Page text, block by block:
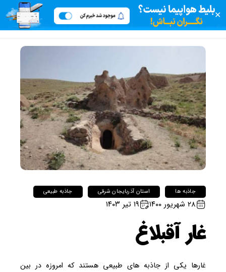
✕
جاذبه ها استان آذربایجان شرقی جاذبه طبیعی
۲۸ شهریور ۱۴۰۰ ۱۹ تیر ۱۴۰۳
غار آقبلاغ
غارها یکی از جاذبه های طبیعی هستند که امروزه در بین